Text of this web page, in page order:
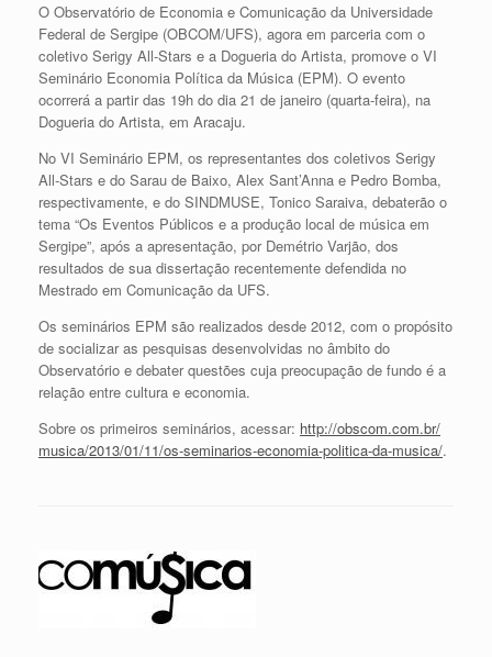
O Observatório de Economia e Comunicação da Universidade
Federal de Sergipe (OBCOM/UFS), agora em parceria com o
coletivo Serigy All-Stars e a Dogueria do Artista, promove o VI
Seminário Economia Política da Música (EPM). O evento
ocorrerá a partir das 19h do dia 21 de janeiro (quarta-feira), na
Dogueria do Artista, em Aracaju.
No VI Seminário EPM, os representantes dos coletivos Serigy
All-Stars e do Sarau de Baixo, Alex Sant’Anna e Pedro Bomba,
respectivamente, e do SINDMUSE, Tonico Saraiva, debaterão o
tema “Os Eventos Públicos e a produção local de música em
Sergipe”, após a apresentação, por Demétrio Varjão, dos
resultados de sua dissertação recentemente defendida no
Mestrado em Comunicação da UFS.
Os seminários EPM são realizados desde 2012, com o propósito
de socializar as pesquisas desenvolvidas no âmbito do
Observatório e debater questões cuja preocupação de fundo é a
relação entre cultura e economia.
Sobre os primeiros seminários, acessar: http://obscom.com.br/
musica/2013/01/11/os-seminarios-economia-politica-da-musica/.